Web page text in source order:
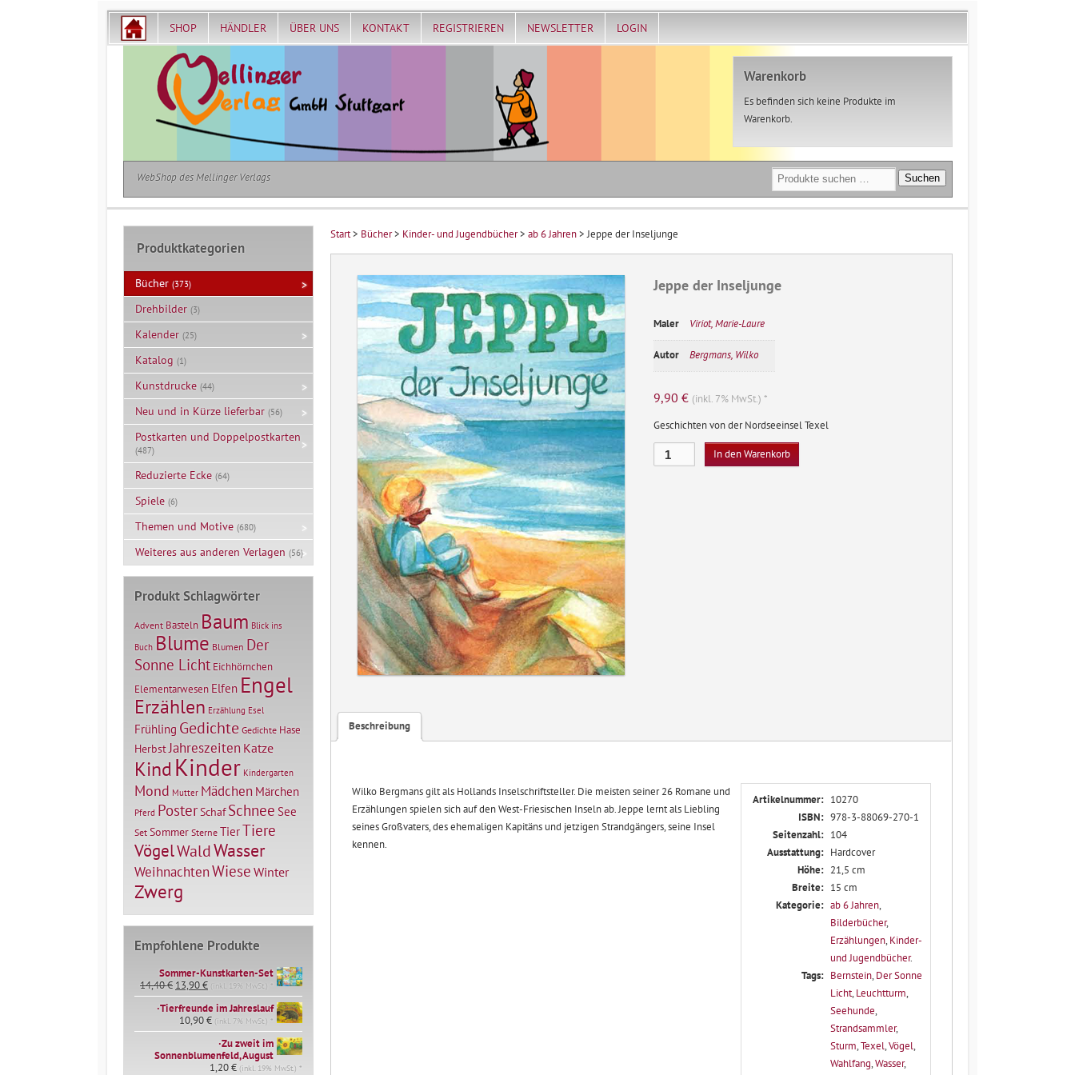
SHOP HÄNDLER ÜBER UNS KONTAKT REGISTRIEREN NEWSLETTER LOGIN
Warenkorb
Es befinden sich keine Produkte im
Warenkorb.
WebShop des Mellinger Verlags
Suchen
nach:
Suchen
Start> Bücher> Kinder- und Jugendbücher> ab 6 Jahren> Jeppe der Inseljunge
Jeppe der Inseljunge
Maler Viriot, Marie-Laure
Autor Bergmans, Wilko
9,90 € (inkl. 7% MwSt.) *
Geschichten von der Nordseeinsel Texel
Jeppe
der
In den Warenkorb
Beschreibung
Artikelnummer: 10270
ISBN: 978-3-88069-270-1
Seitenzahl: 104
Ausstattung: Hardcover
Höhe: 21,5 cm
Breite: 15 cm
Kategorie: ab 6 Jahren,
Bilderbücher,
Erzählungen, Kinder-
und Jugendbücher.
Tags: Bernstein, Der Sonne
Licht, Leuchtturm,
Seehunde,
Strandsammler,
Sturm,Texel,Vögel,
Wahlfang,Wasser,
Wilko Bergmans gilt als Hollands Inselschriftsteller. Die meisten seiner 26 Romane und
Erzählungen spielen sich auf den West-Friesischen Inseln ab. Jeppe lernt als Liebling
seines Großvaters, des ehemaligen Kapitäns und jetzigen Strandgängers, seine Insel
kennen.
Produktkategorien
Bücher (373)
Drehbilder (3)
Kalender (25)
Katalog (1)
Kunstdrucke (44)
Neu und in Kürze lieferbar (56)
Postkarten und Doppelpostkarten
(487)
Reduzierte Ecke (64)
Spiele (6)
Themen und Motive (680)
Weiteres aus anderen Verlagen (56)
Produkt Schlagwörter
Advent Basteln Baum Blick ins
Buch Blume Blumen Der
Sonne Licht Eichhörnchen
Elementarwesen Elfen Engel
Erzählen Erzählung Esel
Frühling Gedichte Gedichte Hase
HerbstJahreszeiten Katze
KindKinder Kindergarten
Mond Mutter Mädchen Märchen
Pferd PosterSchaf Schnee See
Set Sommer Sterne TierTiere
VögelWaldWasser
WeihnachtenWiese Winter
Zwerg
Empfohlene Produkte
Sommer-Kunstkarten-Set
14,40€ Ursprünglicher
Preis
war:
14,40 €
13,90€Aktueller
Preis
ist:
13,90 €.
(inkl. 19% MwSt.) *
∙Tierfreunde im Jahreslauf
10,90€ (inkl. 7% MwSt.) *
∙Zu zweit im
Sonnenblumenfeld, August
1,20€ (inkl. 19% MwSt.) *